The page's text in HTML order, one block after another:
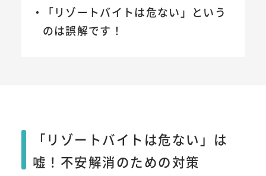
「リゾートバイトは危ない」という
のは誤解です！
「リゾートバイトは危ない」は
嘘！不安解消のための対策